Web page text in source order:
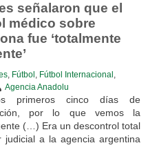
señalaron que el
médico sobre
fue ‘totalmente
, Fútbol Fútbol Internacional
Agencia Anadolu
primeros cinco días de
por lo que vemos la
(…) Era un descontrol total
judicial a la agencia argentina